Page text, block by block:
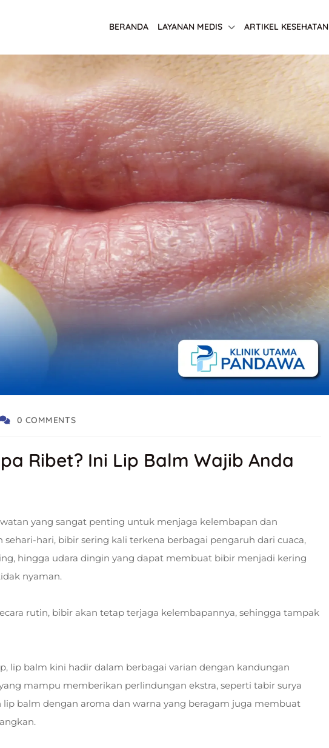
BERANDA LAYANAN MEDIS ARTIKEL KESEHATAN
0 COMMENTS
Ribet? Ini Lip Balm Wajib Anda
yang sangat penting untuk menjaga kelembapan dan
hari, bibir sering kali terkena berbagai pengaruh dari cuaca,
hingga udara dingin yang dapat membuat bibir menjadi kering
nyaman.
rutin, bibir akan tetap terjaga kelembapannya, sehingga tampak
lip balm kini hadir dalam berbagai varian dengan kandungan
mampu memberikan perlindungan ekstra, seperti tabir surya
lip balm dengan aroma dan warna yang beragam juga membuat